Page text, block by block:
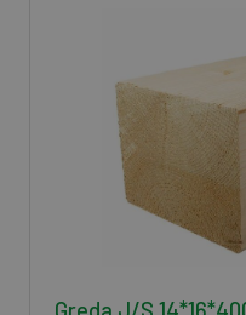
Greda J/S